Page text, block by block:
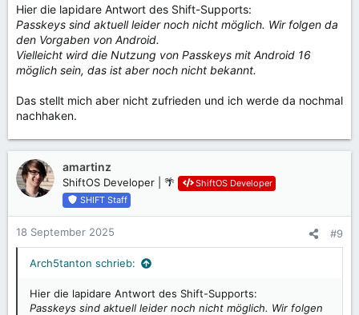
Hier die lapidare Antwort des Shift-Supports:
Passkeys sind aktuell leider noch nicht möglich. Wir folgen da
den Vorgaben von Android.
Vielleicht wird die Nutzung von Passkeys mit Android 16
möglich sein, das ist aber noch nicht bekannt.
Das stellt mich aber nicht zufrieden und ich werde da nochmal
nachhaken.
amartinz
ShiftOS Developer | 🌴
ShiftOS Developer
SHIFT Staff
18 September 2025 #9
Arch5tanton schrieb:
Hier die lapidare Antwort des Shift-Supports:
Passkeys sind aktuell leider noch nicht möglich. Wir folgen